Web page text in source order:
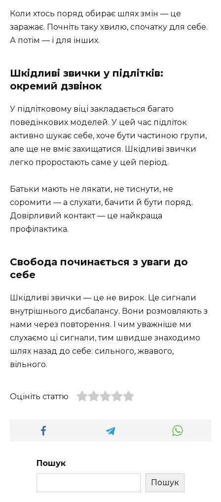
Коли хтось поряд обирає шлях змін — це
заражає. Почніть таку хвилю, спочатку для себе.
А потім — і для інших.
Шкідливі звички у підлітків:
окремий дзвінок
У підлітковому віці закладається багато
поведінкових моделей. У цей час підліток
активно шукає себе, хоче бути частиною групи,
але ще не вміє захищатися. Шкідливі звички
легко проростають саме у цей період.
Батьки мають не лякати, не тиснути, не
соромити — а слухати, бачити й бути поряд.
Довірливий контакт — це найкраща
профілактика.
Свобода починається з уваги до
себе
Шкідливі звички — це не вирок. Це сигнали
внутрішнього дисбалансу. Вони розмовляють з
нами через повторення. І чим уважніше ми
слухаємо ці сигнали, тим швидше знаходимо
шлях назад до себе: сильного, жвавого,
вільного.
Оцініть статтю
Пошук
Пошук